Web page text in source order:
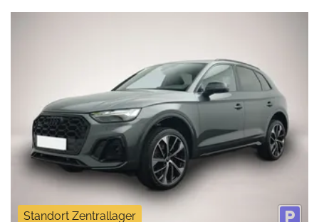
Standort Zentrallager